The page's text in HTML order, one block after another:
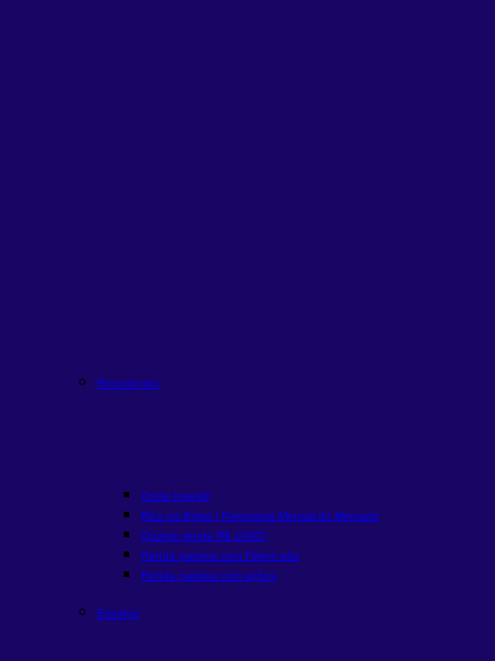
Recorrentes
Onde Investir
Rico na Bolsa | Panorama Mensal do Mercado
Quanto rende R$ 1000?
Renda passiva com Fiisem alta
Renda passiva com ações
Estudos